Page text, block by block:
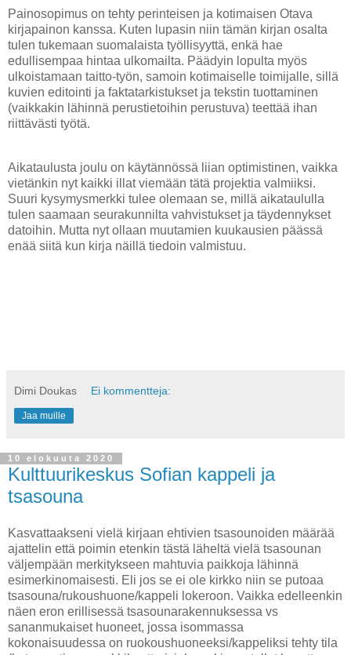
Painosopimus on tehty perinteisen ja kotimaisen Otava
kirjapainon kanssa. Kuten lupasin niin tämän kirjan osalta
tulen tukemaan suomalaista työllisyyttä, enkä hae
edullisempaa hintaa ulkomailta. Päädyin lopulta myös
ulkoistamaan taitto-työn, samoin kotimaiselle toimijalle, sillä
kuvien editointi ja faktatarkistukset ja tekstin tuottaminen
(vaikkakin lähinnä perustietoihin perustuva) teettää ihan
riittävästi työtä.
Aikataulusta joulu on käytännössä liian optimistinen, vaikka
vietänkin nyt kaikki illat viemään tätä projektia valmiiksi.
Suuri kysymysmerkki tulee olemaan se, millä aikataululla
tulen saamaan seurakunnilta vahvistukset ja täydennykset
datoihin. Mutta nyt ollaan muutamien kuukausien päässä
enää siitä kun kirja näillä tiedoin valmistuu.
Dimi Doukas Ei kommentteja:
Jaa muille
10 elokuuta 2020
Kulttuurikeskus Sofian kappeli ja
tsasouna
Kasvattaakseni vielä kirjaan ehtivien tsasounoiden määrää
ajattelin että poimin etenkin tästä läheltä vielä tsasounan
väljempään merkitykseen mahtuvia paikkoja lähinnä
esimerkinomaisesti. Eli jos se ei ole kirkko niin se putoaa
tsasouna/rukoushuone/kappeli lokeroon. Vaikka edelleenkin
näen eron erillisessä tsasounarakennuksessa vs
sananmukaiset huoneet, jossa isommassa
kokonaisuudessa on ruokoushuoneeksi/kappeliksi tehty tila